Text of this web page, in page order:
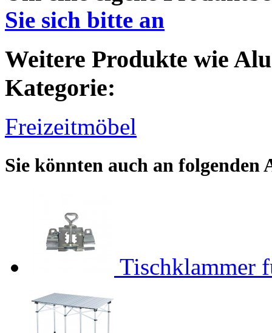
Sie sich bitte an
Weitere Produkte wie
Kategorie:
Freizeitmöbel
Sie könnten auch an
Tischklammer